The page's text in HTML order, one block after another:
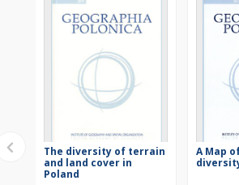
The diversity of terrain
and land cover in
Poland
A Map